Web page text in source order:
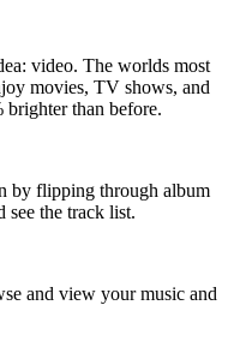
video. The worlds most
movies, TV shows, and
brighter than before.
by flipping through album
see the track list.
and view your music and